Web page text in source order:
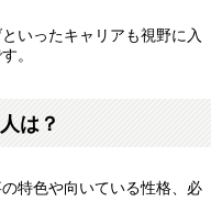
いったキャリアも視野に入
。
は？
特色や向いている性格、必